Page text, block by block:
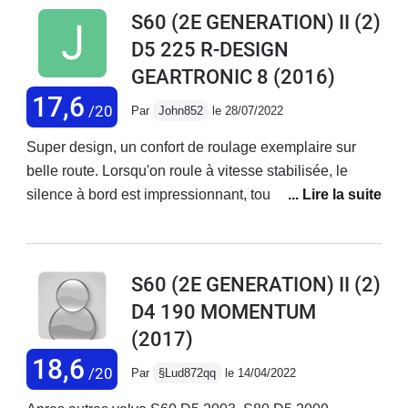
confortable. Le moteur 5 cylindres est
agréable. On peut réaliser l’entretien
soi même sans difficulté. Je
17,6 /20
S60 (2E GENERATION) II (2)
D5 225 R-DESIGN
GEARTRONIC 8 (2016)
Par John852 le 28/07/2022
Super design, un confort de roulage exemplaire sur
belle route. Lorsqu'on roule à vitesse stabilisée, le
silence à bord est impressionnant, tout comme le
matériaux de haute facture. Les équipements et
sécurité, la sérénité dans cette voiture. On se sent à
l'aise, aucune fatigue lors des longs trajets. Si vous
aimez les équipements audio de qualité, vous serez
servi, le son est vraiment terrible!La taille du coffre
insuffisante. Pas de roue de secours. Hormis les feux
18,6 /20
S60 (2E GENERATION) II (2)
D4 190 MOMENTUM
(2017)
Par §Lud872qq le 14/04/2022